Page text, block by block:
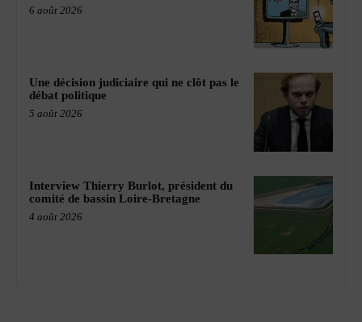
6 août 2026
Une décision judiciaire qui ne clôt pas le
débat politique
5 août 2026
Interview Thierry Burlot, président du
comité de bassin Loire-Bretagne
4 août 2026